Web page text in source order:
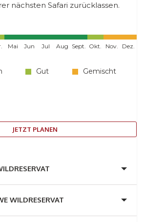
nächsten Safari zurücklassen.
Mai Jun Jul Aug Sept. Okt. Nov. Dez.
Gut Gemischt
JETZT PLANEN
WILDRESERVAT